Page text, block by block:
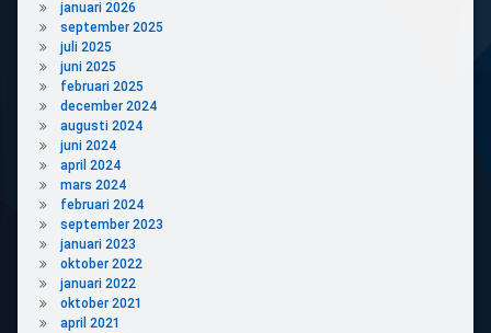
januari 2026
september 2025
juli 2025
juni 2025
februari 2025
december 2024
augusti 2024
juni 2024
april 2024
mars 2024
februari 2024
september 2023
januari 2023
oktober 2022
januari 2022
oktober 2021
april 2021